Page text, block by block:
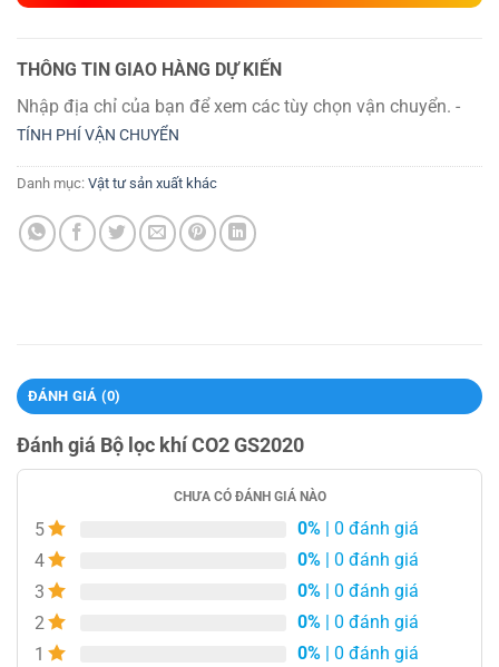
THÔNG TIN GIAO HÀNG DỰ KIẾN
Nhập địa chỉ của bạn để xem các tùy chọn vận chuyển. -
TÍNH PHÍ VẬN CHUYỂN
Danh mục: Vật tư sản xuất khác
ĐÁNH GIÁ (0)
Đánh giá Bộ lọc khí CO2 GS2020
CHƯA CÓ ĐÁNH GIÁ NÀO
5 0% | 0 đánh giá
4
0% | 0 đánh giá
3
0% | 0 đánh giá
2
0% | 0 đánh giá
1
0% | 0 đánh giá